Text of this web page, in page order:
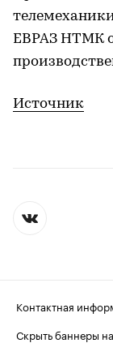
ЕВРАЗ НТМК
Источник
Контактная
Скрыть баннеры